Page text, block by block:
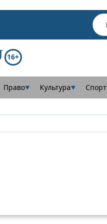
16+
Право▼ Культура▼ Спорт